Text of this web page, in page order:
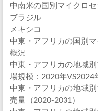
中南米の国別マイクロ
ブラジル
メキシコ
中東・アフリカの国別
概況
中東・アフリカの地域
場規模：2020年VS2024
中東・アフリカの地域
売量（2020-2031）